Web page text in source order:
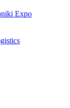
Expo